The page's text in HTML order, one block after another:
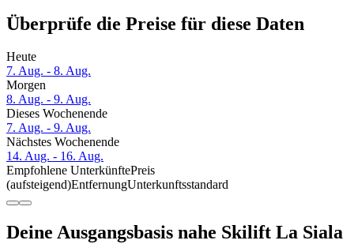
Überprüfe die Preise für diese Daten
Heute
7. Aug. - 8. Aug.
Morgen
8. Aug. - 9. Aug.
Dieses Wochenende
7. Aug. - 9. Aug.
Nächstes Wochenende
14. Aug. - 16. Aug.
Empfohlene UnterkünftePreis
(aufsteigend)EntfernungUnterkunftsstandard
Deine Ausgangsbasis nahe Skilift La Siala